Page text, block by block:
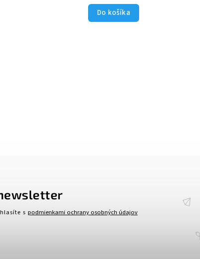
Do košíka
s podmienkami ochrany osobných údajov